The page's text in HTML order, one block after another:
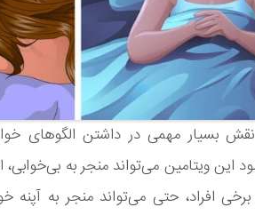
بسیار مهمی در داشتن الگوهای
این ویتامین می‌تواند منجر به
افراد، حتی می‌تواند منجر به